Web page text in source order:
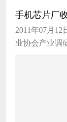
手机芯片厂
2011年07月
业协会产业调